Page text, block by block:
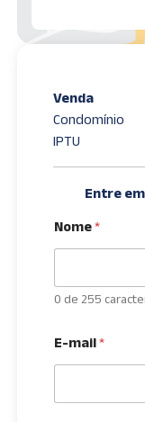
Venda
Condomínio
IPTU
Entre
Nome*
0 de 255
E-mail*